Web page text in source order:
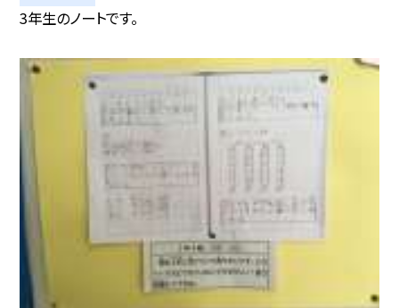
3年生のノートです。